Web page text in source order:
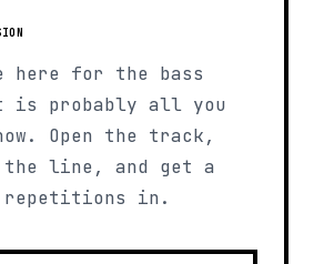
here for the bass
is probably all you
Open the track,
line, and get a
repetitions in.